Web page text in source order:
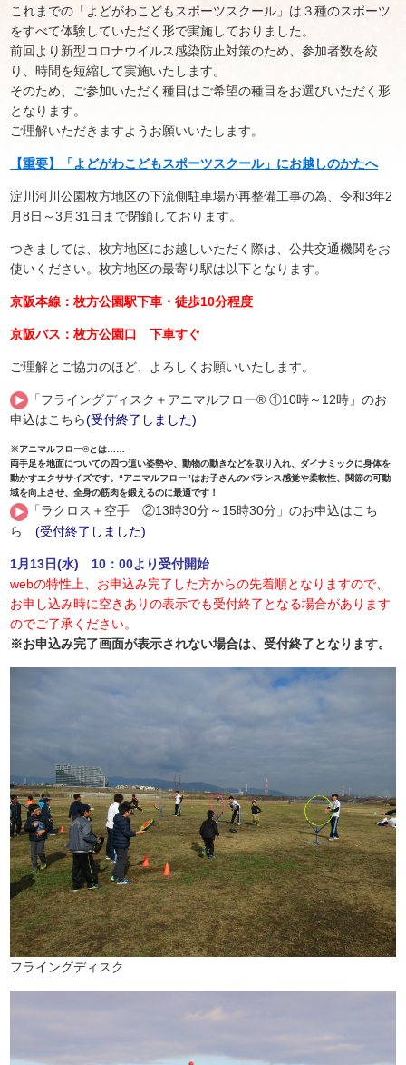
これまでの「よどがわこどもスポーツスクール」は３種のスポーツ
をすべて体験していただく形で実施しておりました。
前回より新型コロナウイルス感染防止対策のため、参加者数を絞
り、時間を短縮して実施いたします。
そのため、ご参加いただく種目はご希望の種目をお選びいただく形
となります。
ご理解いただきますようお願いいたします。
【重要】「よどがわこどもスポーツスクール」にお越しのかたへ
淀川河川公園枚方地区の下流側駐車場が再整備工事の為、令和3年2
月8日～3月31日まで閉鎖しております。
つきましては、枚方地区にお越しいただく際は、公共交通機関をお
使いください。枚方地区の最寄り駅は以下となります。
京阪本線：枚方公園駅下車・徒歩10分程度
京阪バス：枚方公園口 下車すぐ
ご理解とご協力のほど、よろしくお願いいたします。
「フライングディスク＋アニマルフロー® ①10時～12時」のお
申込はこちら(受付終了しました)
※アニマルフロー®︎とは……
両手足を地面についての四つ這い姿勢や、動物の動きなどを取り入れ、ダイナミックに身体を
動かすエクササイズです。“アニマルフロー”はお子さんのバランス感覚や柔軟性、関節の可動
域を向上させ、全身の筋肉を鍛えるのに最適です！
「ラクロス＋空手 ②13時30分～15時30分」のお申込はこち
ら(受付終了しました)
1月13日(水) 10：00より受付開始
webの特性上、お申込み完了した方からの先着順となりますので、
お申し込み時に空きありの表示でも受付終了となる場合があります
のでご了承ください。
※お申込み完了画面が表示されない場合は、受付終了となります。
フライングディスク